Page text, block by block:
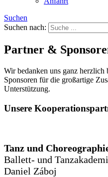
Suchen
Suchen nach:
Partner &
Wir bedanken uns ganz herzlich
Sponsoren für die großartige
Unterstützung.
Unsere
Tanz und
Ballett- und
Daniel Záboj